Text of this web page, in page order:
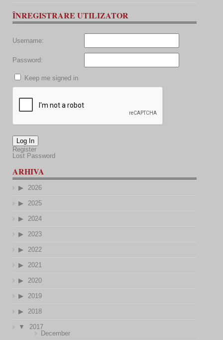
ÎNREGISTRARE UTILIZATOR
Username:
Password:
Keep me signed in
Log In
Register
Lost Password
ARHIVA
2026
2025
2024
2023
2022
2021
2020
2019
2018
2017
December